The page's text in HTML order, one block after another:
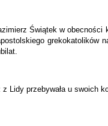
Świątek w obecności
grekokatolików
Lidy przebywała u swoich